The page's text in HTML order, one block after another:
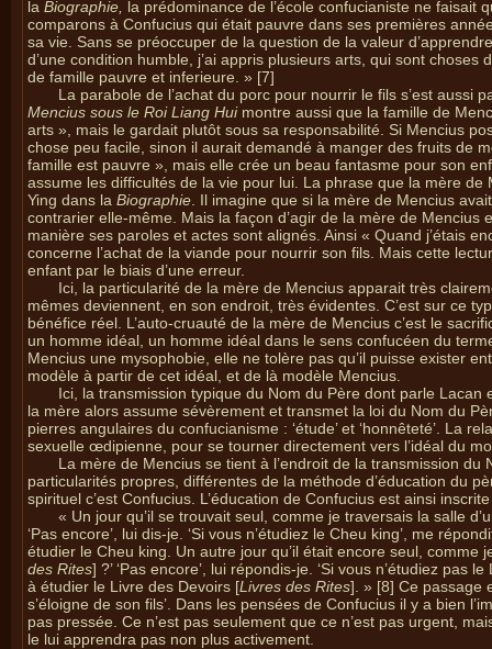
la Biographie, la prédominance de l’école confucianiste ne faisait
comparons à Confucius qui était pauvre dans ses premières
sa vie. Sans se préoccuper de la question de la valeur
d’une condition humble, j’ai appris plusieurs arts, qui sont
de famille pauvre et inferieure. » [7]
La parabole de l’achat du porc pour nourrir le fils s’est
Mencius sous le Roi Liang Huimontre aussi que la famille de
arts », mais le gardait plutôt sous sa responsabilité. Si Mencius
chose peu facile, sinon il aurait demandé à manger des fruits de
famille est pauvre », mais elle crée un beau fantasme pour son
assume les difficultés de la vie pour lui. La phrase que la mère
Ying dans la Biographie. Il imagine que si la mère de Mencius
contrarier elle-même. Mais la façon d’agir de la mère de
manière ses paroles et actes sont alignés. Ainsi « Quand j’étais
concerne l’achat de la viande pour nourrir son fils. Mais cette
enfant par le biais d’une erreur.
Ici, la particularité de la mère de Mencius apparait très
mêmes deviennent, en son endroit, très évidentes. C’est sur ce
bénéfice réel. L’auto-cruauté de la mère de Mencius c’est le
un homme idéal, un homme idéal dans le sens confucéen du
Mencius une mysophobie, elle ne tolère pas qu’il puisse exister
modèle à partir de cet idéal, et de là modèle Mencius.
Ici, la transmission typique du Nom du Père dont parle Lacan
la mère alors assume sévèrement et transmet la loi du Nom du
pierres angulaires du confucianisme : ‘étude’ et ‘honnêteté’. La
sexuelle œdipienne, pour se tourner directement vers l’idéal du
La mère de Mencius se tient à l’endroit de la transmission
particularités propres, différentes de la méthode d’éducation du
spirituel c’est Confucius. L’éducation de Confucius est ainsi
« Un jour qu’il se trouvait seul, comme je traversais la salle
‘Pas encore’, lui dis-je. ‘Si vous n’étudiez le Cheu king’, me
étudier le Cheu king. Un autre jour qu’il était encore seul, comme
des Rites] ?’ ‘Pas encore’, lui répondis-je. ‘Si vous n’étudiez pas
à étudier le Livre des Devoirs [Livres des Rites]. » [8] Ce passage
s’éloigne de son fils’. Dans les pensées de Confucius il y a bien
pas pressée. Ce n’est pas seulement que ce n’est pas urgent,
le lui apprendra pas non plus activement.